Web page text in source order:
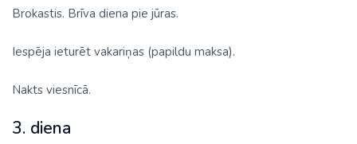
Brokastis. Brīva diena pie jūras.
Iespēja ieturēt vakariņas (papildu maksa).
Nakts viesnīcā.
3. diena